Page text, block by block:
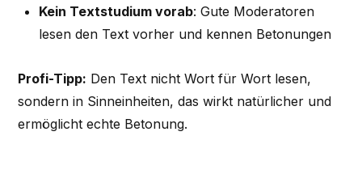
Kein Textstudium vorab: Gute Moderatoren
lesen den Text vorher und kennen Betonungen
Profi-Tipp: Den Text nicht Wort für Wort lesen,
sondern in Sinneinheiten, das wirkt natürlicher und
ermöglicht echte Betonung.